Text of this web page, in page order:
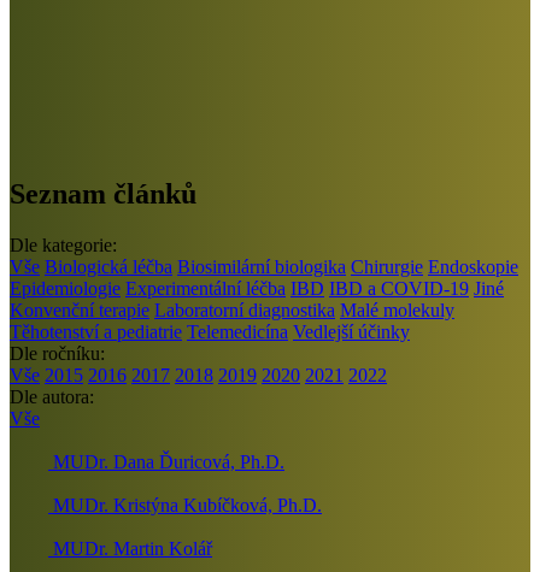
Seznam článků
Dle kategorie:
Vše Biologická léčba Biosimilární biologika Chirurgie Endoskopie
Epidemiologie Experimentální léčba IBD IBD a COVID-19 Jiné
Konvenční terapie Laboratorní diagnostika Malé molekuly
Těhotenství a pediatrie Telemedicína Vedlejší účinky
Dle ročníku:
Vše 2015 2016 2017 2018 2019 2020 2021 2022
Dle autora:
Vše
MUDr. Dana Ďuricová, Ph.D.
MUDr. Kristýna Kubíčková, Ph.D.
MUDr. Martin Kolář